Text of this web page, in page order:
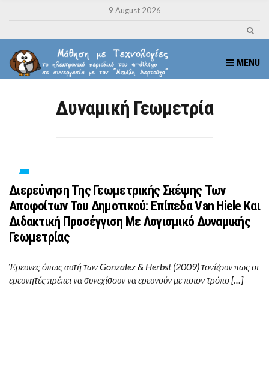
9 August 2026
MENU
Δυναμική Γεωμετρία
Διερεύνηση Της Γεωμετρικής Σκέψης Των
Αποφοίτων Του Δημοτικού: Επίπεδα Van Hiele Και
Διδακτική Προσέγγιση Με Λογισμικό Δυναμικής
Γεωμετρίας
Έρευνες όπως αυτή των Gonzalez & Herbst (2009) τονίζουν πως οι
ερευνητές πρέπει να συνεχίσουν να ερευνούν με ποιον τρόπο […]